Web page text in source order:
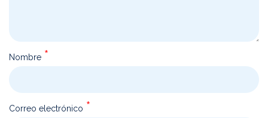
Nombre *
Correo electrónico *